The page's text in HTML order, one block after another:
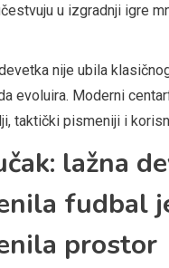
u izgradnji igre
nije ubila
evoluira. Moderni
taktički pismeniji i
lažna
fudbal
prostor